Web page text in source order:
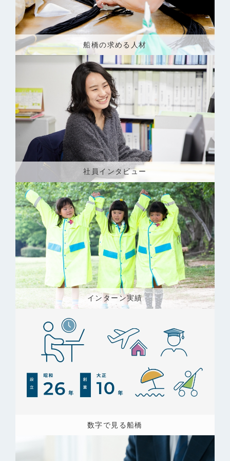
船橋の求める人材
社員インタビュー
インターン実績
数字で見る船橋